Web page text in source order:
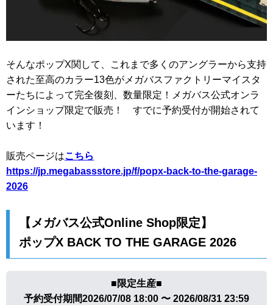
そんなポップX関して、これまで多くのアングラーから支持
された至高のカラー13色がメガバスファクトリーマイスタ
ーたちによって完全復刻、数量限定！メガバス公式オンラ
インショップ限定で販売！ すでに予約受付が開始されて
います！
販売ページはこちら
https://jp.megabassstore.jp/f/popx-back-to-the-garage-
2026
【メガバス公式Online Shop限定】
ポップX BACK TO THE GARAGE 2026
■限定生産■
予約受付期間2026/07/08 18:00 〜 2026/08/31 23:59